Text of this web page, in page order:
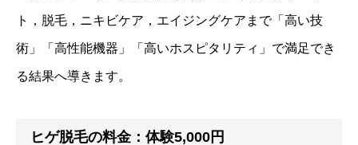
ト，脱毛，ニキビケア，エイジングケアまで「高い技
術」「高性能機器」「高いホスピタリティ」で満足でき
る結果へ導きます。
ヒゲ脱毛の料金：体験5,000円